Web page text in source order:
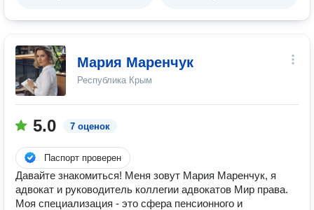
Мария Маренчук
Республика Крым
5.0 7 оценок
Паспорт проверен
Давайте знакомиться! Меня зовут Мария Маренчук, я
адвокат и руководитель коллегии адвокатов Мир права.
Моя специализация - это сфера пенсионного и